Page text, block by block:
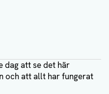
dag att se det här
och att allt har fungerat